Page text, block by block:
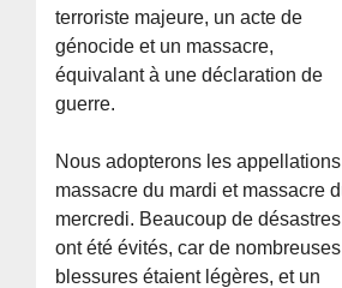
terroriste majeure, un acte de
génocide et un massacre,
équivalant à une déclaration de
guerre.
Nous adopterons les appellations
massacre du mardi et massacre
mercredi. Beaucoup de désastres
ont été évités, car de nombreuses
blessures étaient légères, et un